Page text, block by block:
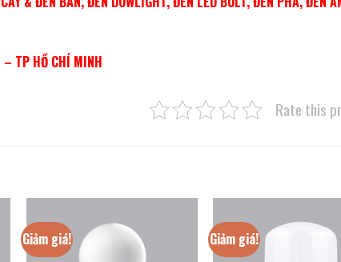
TP HỒ CHÍ MINH
Rate this
Giảm giá! Giảm giá!